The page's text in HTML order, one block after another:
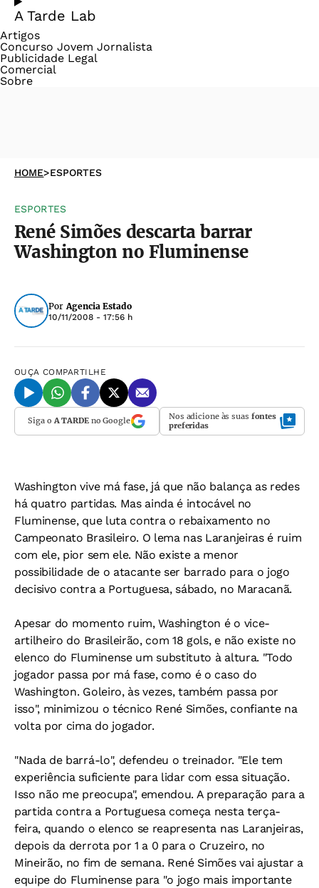
A Tarde Lab
Artigos
Concurso Jovem Jornalista
Publicidade Legal
Comercial
Sobre
HOME>ESPORTES
ESPORTES
René Simões descarta barrar
Washington no Fluminense
Por Agencia Estado
10/11/2008 - 17:56 h
OUÇA COMPARTILHE
Siga oA TARDEno Google Nos adicione às suas fontes
preferidas
Washington vive má fase, já que não balança as redes
há quatro partidas. Mas ainda é intocável no
Fluminense, que luta contra o rebaixamento no
Campeonato Brasileiro. O lema nas Laranjeiras é ruim
com ele, pior sem ele. Não existe a menor
possibilidade de o atacante ser barrado para o jogo
decisivo contra a Portuguesa, sábado, no Maracanã.
Apesar do momento ruim, Washington é o vice-
artilheiro do Brasileirão, com 18 gols, e não existe no
elenco do Fluminense um substituto à altura. "Todo
jogador passa por má fase, como é o caso do
Washington. Goleiro, às vezes, também passa por
isso", minimizou o técnico René Simões, confiante na
volta por cima do jogador.
"Nada de barrá-lo", defendeu o treinador. "Ele tem
experiência suficiente para lidar com essa situação.
Isso não me preocupa", emendou. A preparação para a
partida contra a Portuguesa começa nesta terça-
feira, quando o elenco se reapresenta nas Laranjeiras,
depois da derrota por 1 a 0 para o Cruzeiro, no
Mineirão, no fim de semana. René Simões vai ajustar a
equipe do Fluminense para "o jogo mais importante